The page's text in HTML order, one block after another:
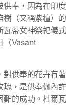
供奉，因為在印度
樹（又稱紫檀）的
瓦蒂女神祭祀儀式
（Vasant
對供奉的花卉有著
瑰，是供奉伽內許
難的成功。杜爾瓦